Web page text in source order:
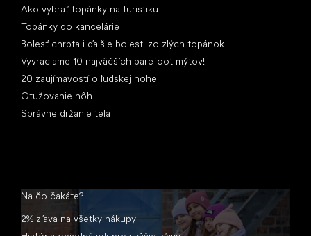
Ako vybrať topánky na turistiku
Topánky do kancelárie
Bolesť chrbta i ďalšie bolesti zo zlých topánok
Vyvraciame 10 najväčších barefoot mýtov!
20 zaujímavostí o ľudskej nohe
Otužovanie nôh
Správne držanie tela
Na čo čakáte?
2% zľava na všetky nákupy